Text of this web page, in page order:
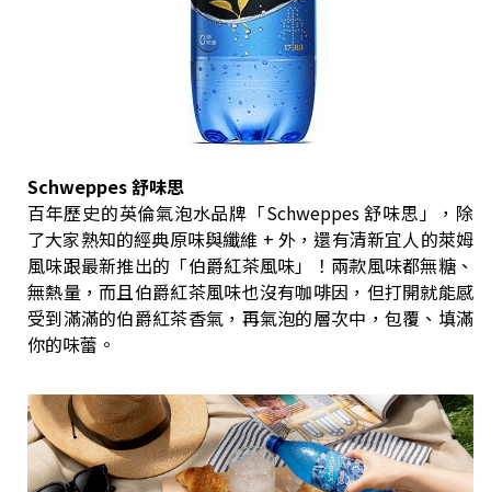
Schweppes 舒味思
百年歷史的英倫氣泡水品牌「Schweppes 舒味思」，除
了大家熟知的經典原味與纖維 + 外，還有清新宜人的萊姆
風味跟最新推出的「伯爵紅茶風味」！兩款風味都無糖、
無熱量，而且伯爵紅茶風味也沒有咖啡因，但打開就能感
受到滿滿的伯爵紅茶香氣，再氣泡的層次中，包覆、填滿
你的味蕾。